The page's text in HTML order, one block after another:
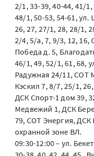
2/1, 33-39, 40-44, 41/
48/1, 50-53, 54-61, ул.
26, 27, 27/1, 28, 28/1,
2/4, 5/а, 7, 9/3, 12,
Победа д. 5,
46/1, 49, 52/1, 61, 68,
Радужная 24/11, СОТ
Кэскил 7, 8/7, 25/1,
ДСК Спорт-1 дом 39,
Медвежий 1, ДСК
79, СОТ Энергия, ДСК
охранной зоне ВЛ.
09:30-12:00 – ул.